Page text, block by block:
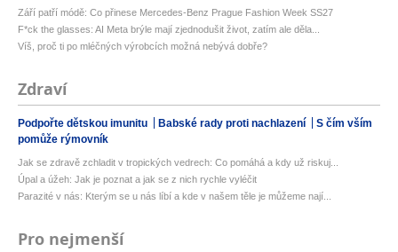
Září patří módě: Co přinese Mercedes-Benz Prague Fashion Week SS27
F*ck the glasses: AI Meta brýle mají zjednodušit život, zatím ale děla...
Víš, proč ti po mléčných výrobcích možná nebývá dobře?
Zdraví
Podpořte dětskou imunitu Babské rady proti nachlazení
S čím vším
pomůže rýmovník
Jak se zdravě zchladit v tropických vedrech: Co pomáhá a kdy už riskuj...
Úpal a úžeh: Jak je poznat a jak se z nich rychle vyléčit
Parazité v nás: Kterým se u nás líbí a kde v našem těle je můžeme nají...
Pro nejmenší